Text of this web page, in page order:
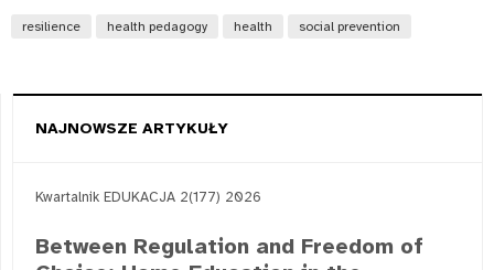
resilience health pedagogy health social prevention
NAJNOWSZE ARTYKUŁY
Kwartalnik EDUKACJA 2(177) 2026
Between Regulation and Freedom of